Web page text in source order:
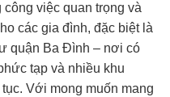
việc quan trọng và
các gia đình, đặc biệt là
quận Ba Đình – nơi có
tạp và nhiều khu
Với mong muốn mang